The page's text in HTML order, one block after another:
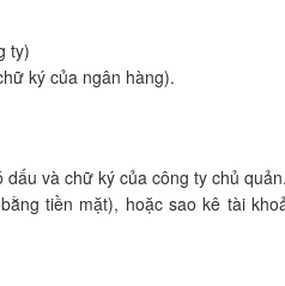
ty)
ký của ngân hàng).
và chữ ký của công ty chủ quản.
tiền mặt), hoặc sao kê tài